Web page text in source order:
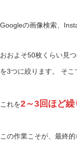
Googleの画像検索、
おおよそ50枚くらい見
を3つに絞ります。 そこ
これを2～3回ほど繰
この作業こそが、最終